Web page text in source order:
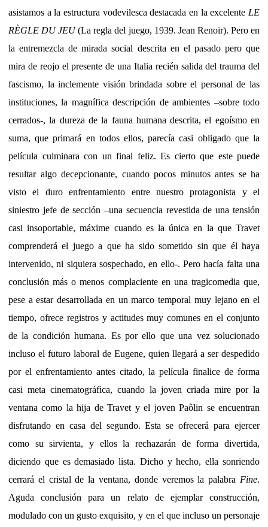
asistamos a la estructura vodevilesca destacada en la excelente LE
RÈGLE DU JEU(La regla del juego, 1939. Jean Renoir). Pero en
la entremezcla de mirada social descrita en el pasado pero que
mira de reojo el presente de una Italia recién salida del trauma del
fascismo, la inclemente visión brindada sobre el personal de las
instituciones, la magnífica descripción de ambientes –sobre todo
cerrados-, la dureza de la fauna humana descrita, el egoísmo en
suma, que primará en todos ellos, parecía casi obligado que la
película culminara con un final feliz. Es cierto que este puede
resultar algo decepcionante, cuando pocos minutos antes se ha
visto el duro enfrentamiento entre nuestro protagonista y el
siniestro jefe de sección –una secuencia revestida de una tensión
casi insoportable, máxime cuando es la única en la que Travet
comprenderá el juego a que ha sido sometido sin que él haya
intervenido, ni siquiera sospechado, en ello-. Pero hacía falta una
conclusión más o menos complaciente en una tragicomedia que,
pese a estar desarrollada en un marco temporal muy lejano en el
tiempo, ofrece registros y actitudes muy comunes en el conjunto
de la condición humana. Es por ello que una vez solucionado
incluso el futuro laboral de Eugene, quien llegará a ser despedido
por el enfrentamiento antes citado, la película finalice de forma
casi meta cinematográfica, cuando la joven criada mire por la
ventana como la hija de Travet y el joven Paôlin se encuentran
disfrutando en casa del segundo. Esta se ofrecerá para ejercer
como su sirvienta, y ellos la rechazarán de forma divertida,
diciendo que es demasiado lista. Dicho y hecho, ella sonriendo
cerrará el cristal de la ventana, donde veremos la palabra Fine.
Aguda conclusión para un relato de ejemplar construcción,
modulado con un gusto exquisito, y en el que incluso un personaje